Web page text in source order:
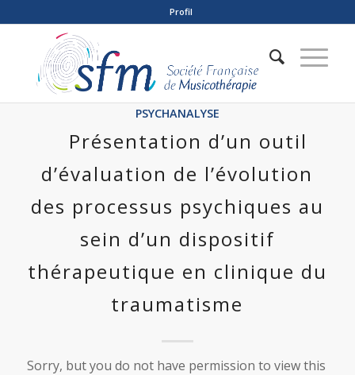
Profil
PSYCHANALYSE
Présentation d’un outil
d’évaluation de l’évolution
des processus psychiques au
sein d’un dispositif
thérapeutique en clinique du
traumatisme
Sorry, but you do not have permission to view this